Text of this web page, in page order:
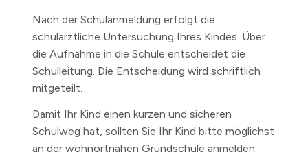
Nach der Schulanmeldung erfolgt die
schulärztliche Untersuchung Ihres Kindes. Über
die Aufnahme in die Schule entscheidet die
Schulleitung. Die Entscheidung wird schriftlich
mitgeteilt.
Damit Ihr Kind einen kurzen und sicheren
Schulweg hat, sollten Sie Ihr Kind bitte möglichst
an der wohnortnahen Grundschule anmelden.